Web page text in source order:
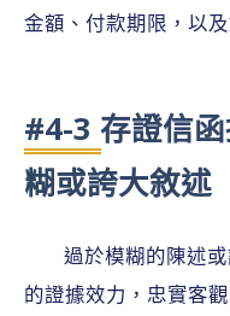
金額、付款期限，以
#4-3 存證信
糊或誇大敘述
過於模糊的陳述
的證據效力，忠實客